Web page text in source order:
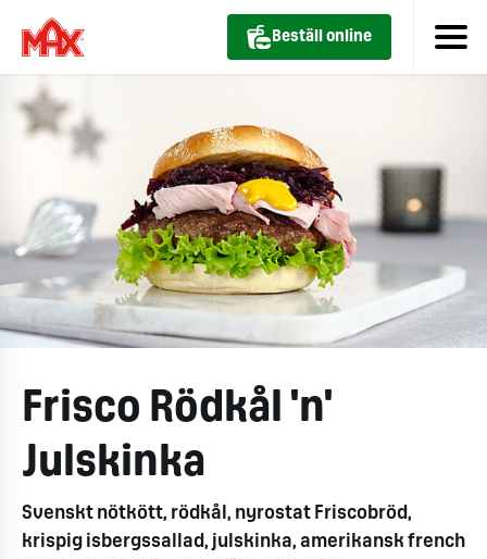
Beställ online
Frisco Rödkål 'n'
Julskinka
Svenskt nötkött, rödkål, nyrostat Friscobröd,
krispig isbergssallad, julskinka, amerikansk french